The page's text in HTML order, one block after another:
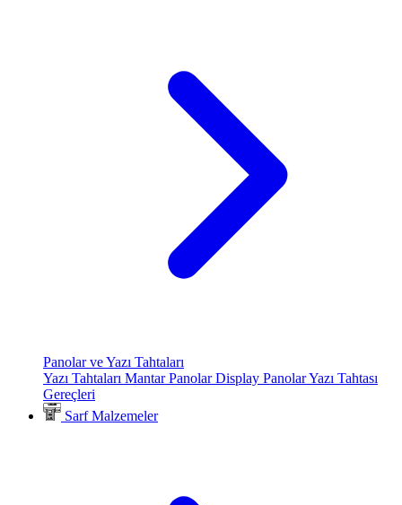
Panolar ve Yazı Tahtaları
Yazı Tahtaları Mantar PanolarDisplay PanolarYazı Tahtası
Gereçleri
Sarf Malzemeler